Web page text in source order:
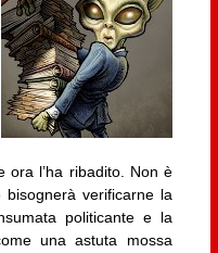
ora l’ha ribadito. Non è
verificarne la
politicante e la
una astuta mossa